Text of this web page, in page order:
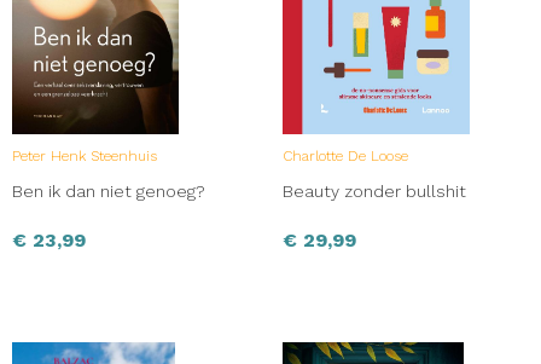
Peter Henk Steenhuis
Ben ik dan niet genoeg?
€ 23,99
Charlotte De Loose
Beauty zonder bullshit
€ 29,99